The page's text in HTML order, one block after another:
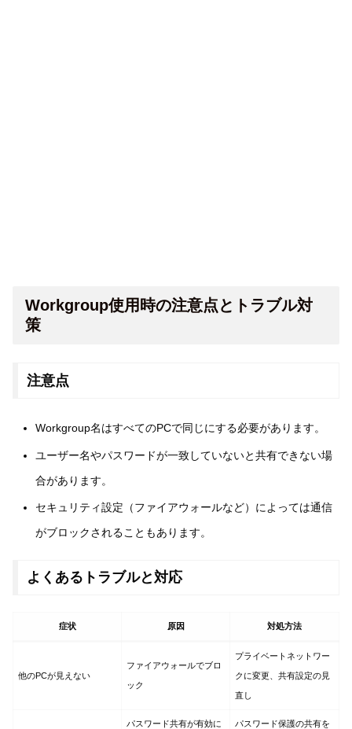
Workgroup使用時の注意点とトラブル対
策
注意点
Workgroup名はすべてのPCで同じにする必要があります。
ユーザー名やパスワードが一致していないと共有できない場
合があります。
セキュリティ設定（ファイアウォールなど）によっては通信
がブロックされることもあります。
よくあるトラブルと対応
症状 原因 対処方法
他のPCが見えない
ファイアウォールでブロ
ック
プライベートネットワー
クに変更、共有設定の見
直し
パスワード共有が有効に パスワード保護の共有を